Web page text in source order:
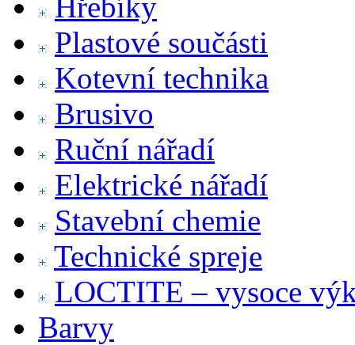
Plastové součásti
Kotevní technika
Brusivo
Ruční nářadí
Elektrické nářadí
Stavební chemie
Technické spreje
LOCTITE – vysoce
Barvy